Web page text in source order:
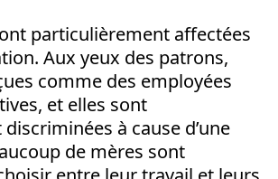
particulièrement affectées
Aux yeux des patrons,
comme des employées
et elles sont
à cause d’une
de mères sont